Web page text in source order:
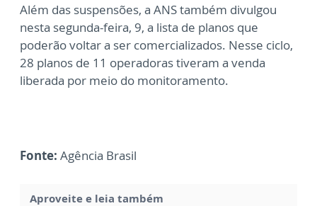
Além das suspensões, a ANS também divulgou
nesta segunda-feira, 9, a lista de planos que
poderão voltar a ser comercializados. Nesse ciclo,
28 planos de 11 operadoras tiveram a venda
liberada por meio do monitoramento.
Fonte: Agência Brasil
Aproveite e leia também